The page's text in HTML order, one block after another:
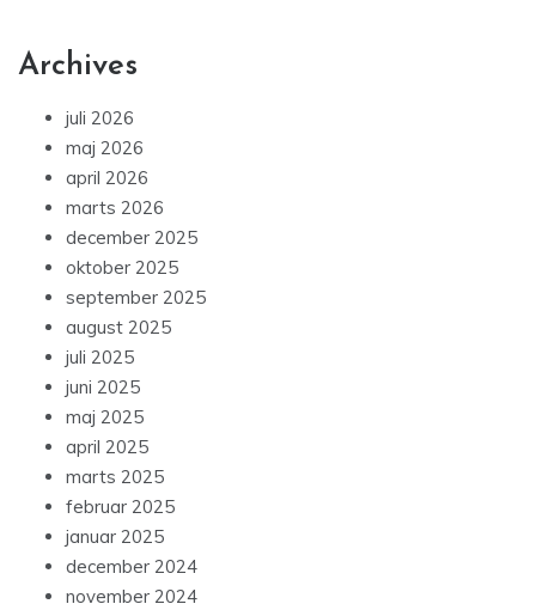
Archives
juli 2026
maj 2026
april 2026
marts 2026
december 2025
oktober 2025
september 2025
august 2025
juli 2025
juni 2025
maj 2025
april 2025
marts 2025
februar 2025
januar 2025
december 2024
november 2024